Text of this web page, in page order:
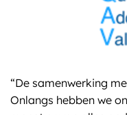
“De samenwerking
Onlangs hebben we